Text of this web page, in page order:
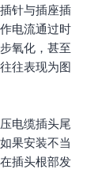
针与插座插
电流通过时
氧化，甚至
往表现为图
电缆插头尾
果安装不当
插头根部发